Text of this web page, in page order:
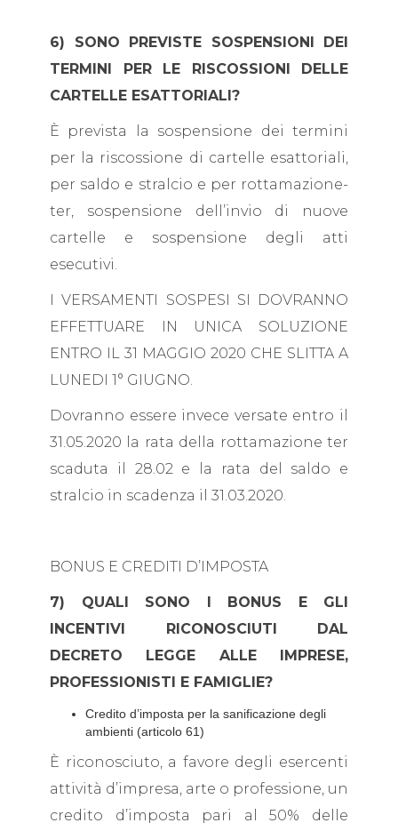
6) SONO PREVISTE SOSPENSIONI DEI
TERMINI PER LE RISCOSSIONI DELLE
CARTELLE ESATTORIALI?
È prevista la sospensione dei termini
per la riscossione di cartelle esattoriali,
per saldo e stralcio e per rottamazione-
ter, sospensione dell’invio di nuove
cartelle e sospensione degli atti
esecutivi.
I VERSAMENTI SOSPESI SI DOVRANNO
EFFETTUARE IN UNICA SOLUZIONE
ENTRO IL 31 MAGGIO 2020 CHE SLITTA A
LUNEDI 1° GIUGNO.
Dovranno essere invece versate entro il
31.05.2020 la rata della rottamazione ter
scaduta il 28.02 e la rata del saldo e
stralcio in scadenza il 31.03.2020.
BONUS E CREDITI D’IMPOSTA
7) QUALI SONO I BONUS E GLI
INCENTIVI RICONOSCIUTI DAL
DECRETO LEGGE ALLE IMPRESE,
PROFESSIONISTI E FAMIGLIE?
Credito d’imposta per la sanificazione degli
ambienti (articolo 61)
È riconosciuto, a favore degli esercenti
attività d’impresa, arte o professione, un
credito d’imposta pari al 50% delle